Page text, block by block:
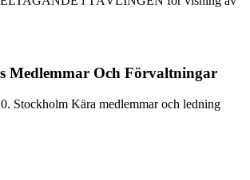
Medlemmar Och Förvaltningar
Stockholm Kära medlemmar och ledning